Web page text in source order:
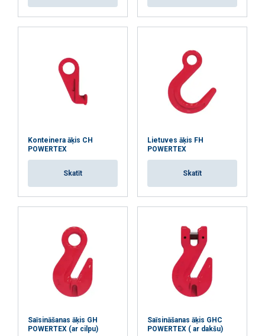
Konteinera āķis CH
POWERTEX
Skatīt
Lietuves āķis FH
POWERTEX
Skatīt
Saīsināšanas āķis GH
POWERTEX (ar cilpu)
Saīsināšanas āķis GHC
POWERTEX ( ar dakšu)
ATTEIKTIES NO VISIEM
RĀDĪT DETAĻAS